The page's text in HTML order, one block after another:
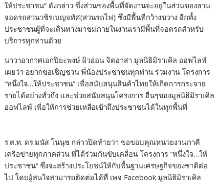
ให้ประชาชน” ดังกล่าว ซึ่งส่วนของพื้นที่จัดงานจะอยู่ในส่วนของลาน
จอดรถสวนวชิรเบญจทัศ(สวนรถไฟ) ซึ่งมีพื้นที่กว้างขวาง อีกทั้ง
ประชาชนผู้ที่จะเดินทางมาชมภายในงานเรามีพื้นที่จอดรถสำหรับ
บริการทุกท่านด้วย
นาวาอากาศเอกปิยะพงษ์ ผิวอ่อน จิตอาสา มูลนิธิมิราเคิล ออฟไลฟ์
เผยว่า อยากขอเชิญชวน พี่น้องประชาชนทุกท่าน ร่วมงาน โครงการ
“หนึ่งใจ…ให้ประชาชน” เพื่อสนับสนุนสินค้าไทยให้เกิดการกระจาย
รายได้อย่างทั่วถึง และช่วยสนับสนุนโครงการ อื่นๆของมูลนิธิมิราเคิล
ออฟไลฟ์ เพื่อให้การช่วยเหลือเข้าถึงประชาชนได้ในทุกพื้นที่
ร.ต.ท. ดร.มนัส โนนุช กล่าวปิดท้ายว่า ขอขอบคุณหน่วยงานภาคี
เครือข่ายทุกภาคส่วน ที่ได้ร่วมกันขับเคลื่อน โครงการ “หนึ่งใจ…ให้
ประชาชน” ซึ่งจะสร้างประโยชน์ให้กับพื้นฐานเศรษฐกิจของชาติต่อ
ไป โดยผู้สนใจสามารถติดต่อได้ที่ เพจ Facebook มูลนิธิมิราเคิล